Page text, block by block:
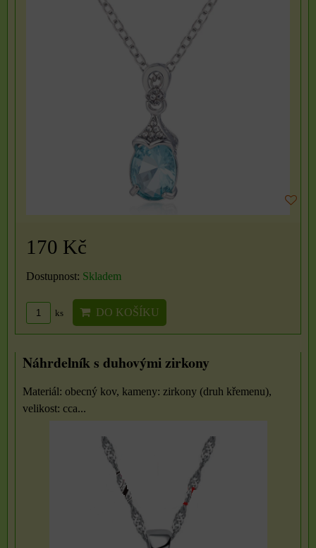
170 Kč
Dostupnost: Skladem
ks DO KOŠÍKU
Náhrdelník s duhovými zirkony
Materiál: obecný kov, kameny: zirkony (druh křemenu),
velikost: cca...